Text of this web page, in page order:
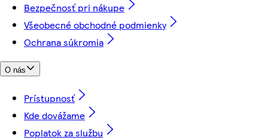
Bezpečnosť pri nákupe
Všeobecné obchodné podmienky
Ochrana súkromia
O nás
Prístupnosť
Kde dovážame
Poplatok za službu